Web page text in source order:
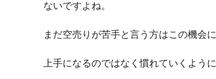
ないですよね。
まだ空売りが苦手と言う方はこの機会に
上手になるのではなく慣れていくように